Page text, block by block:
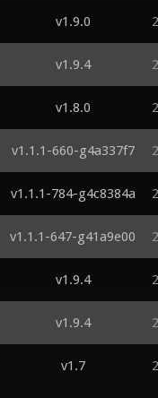
v1.9.0
v1.9.4
v1.8.0
v1.1.1-660-g4a337f7
v1.1.1-784-g4c8384a
v1.1.1-647-g41a9e00
v1.9.4
v1.9.4
v1.7